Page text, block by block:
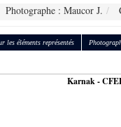
Photographe : Maucor J.
les éléments représentés